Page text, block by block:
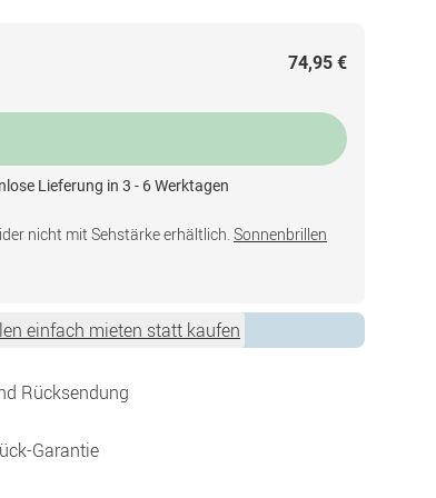
74,95 €
Lieferung in 3 - 6 Werktagen
nicht mit Sehstärke erhältlich. Sonnenbrillen
einfach mieten statt kaufen
Rücksendung
Garantie